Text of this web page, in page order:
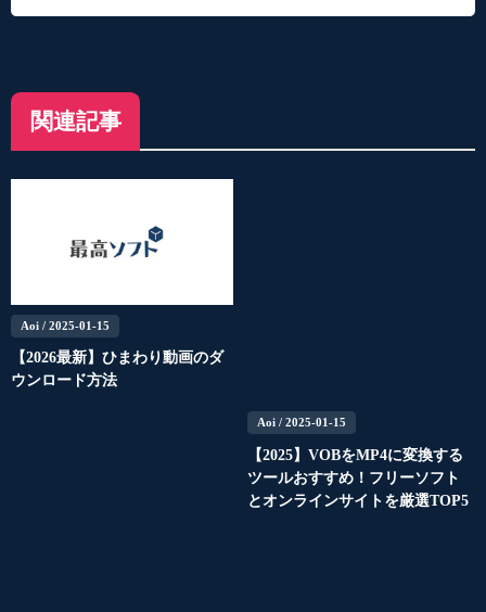
関連記事
Aoi / 2025-01-15
【2026最新】ひまわり動画のダ
ウンロード方法
Aoi/ 2025-01-15
【2025】VOBをMP4に変換する
ツールおすすめ！フリーソフト
とオンラインサイトを厳選TOP5